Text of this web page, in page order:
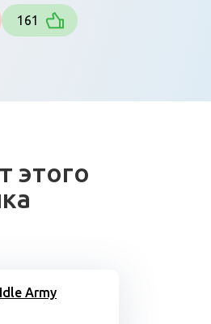
161
этого
Idle Army